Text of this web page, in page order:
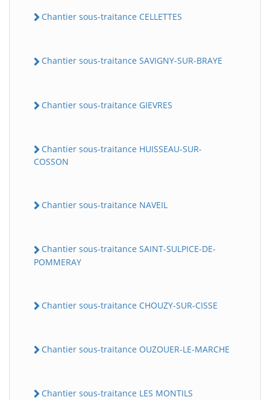
Chantier sous-traitance CELLETTES
Chantier sous-traitance SAVIGNY-SUR-BRAYE
Chantier sous-traitance GIEVRES
Chantier sous-traitance HUISSEAU-SUR-
COSSON
Chantier sous-traitance NAVEIL
Chantier sous-traitance SAINT-SULPICE-DE-
POMMERAY
Chantier sous-traitance CHOUZY-SUR-CISSE
Chantier sous-traitance OUZOUER-LE-MARCHE
Chantier sous-traitance LES MONTILS